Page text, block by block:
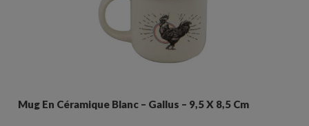
Mug En Céramique Blanc – Gallus – 9,5 X 8,5 Cm